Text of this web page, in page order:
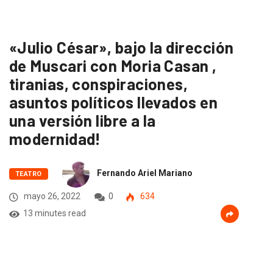
«Julio César», bajo la dirección
de Muscari con Moria Casan ,
tiranias, conspiraciones,
asuntos políticos llevados en
una versión libre a la
modernidad!
TEATRO Fernando Ariel Mariano
mayo 26, 2022 0
634
13 minutes read